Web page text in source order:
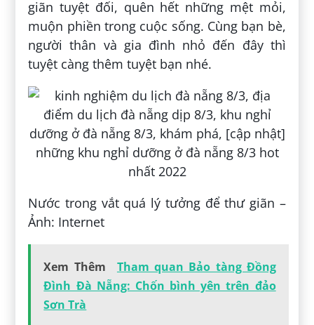
giãn tuyệt đối, quên hết những mệt mỏi,
muộn phiền trong cuộc sống. Cùng bạn bè,
người thân và gia đình nhỏ đến đây thì
tuyệt càng thêm tuyệt bạn nhé.
Nước trong vắt quá lý tưởng để thư giãn –
Ảnh: Internet
Xem Thêm
Tham quan Bảo tàng Đồng
Đình Đà Nẵng: Chốn bình yên trên đảo
Sơn Trà